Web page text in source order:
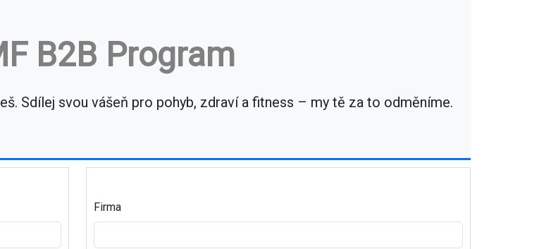
B2B Program
Sdílej svou vášeň pro pohyb, zdraví a fitness – my tě za to odměníme.
Firma